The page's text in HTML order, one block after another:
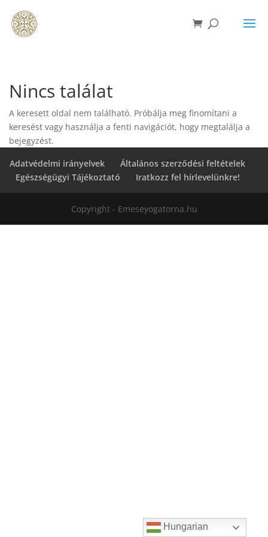
Nincs találat
A keresett oldal nem található. Próbálja meg finomítani a
keresést vagy használja a fenti navigációt, hogy megtalálja a
bejegyzést.
Adatvédelmi irányelvek
Általános szerződési feltételek
Egészségügyi Tájékoztató
Iratkozz fel hírlevelünkre!
Copyright - Emeseyogatorna.hu
Hungarian